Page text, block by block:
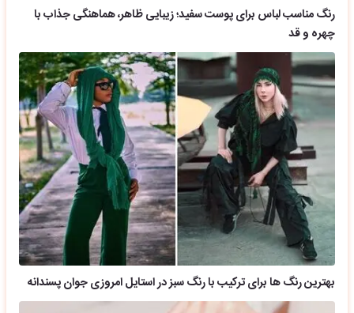
رنگ مناسب لباس برای پوست سفید؛ زیبایی ظاهر، هماهنگی جذاب با
چهره و قد
بهترین رنگ ها برای ترکیب با رنگ سبز در استایل امروزی جوان پسندانه